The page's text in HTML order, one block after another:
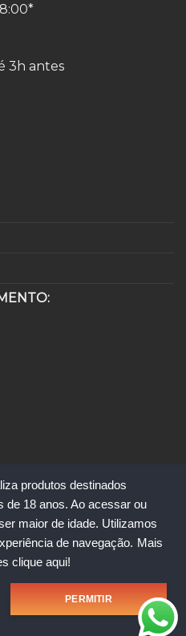
produtos destinados
de 18 anos. Ao acessar ou
maior de idade. Utilizamos
de navegação. Mais
clique aqui!
PERMITIR
3h antes
primeira hora grátis